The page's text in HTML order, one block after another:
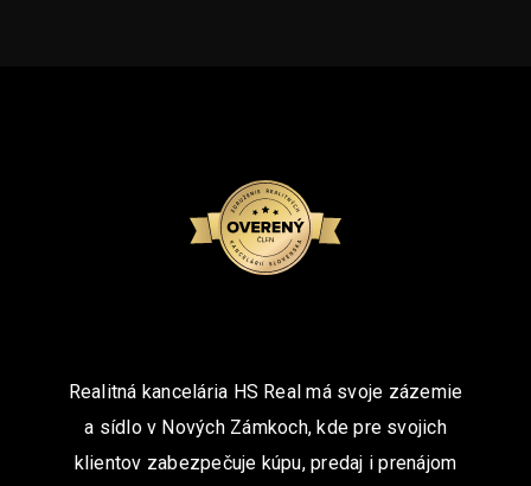
Realitná kancelária HS Real má svoje zázemie
a sídlo v Nových Zámkoch, kde pre svojich
klientov zabezpečuje kúpu, predaj i prenájom